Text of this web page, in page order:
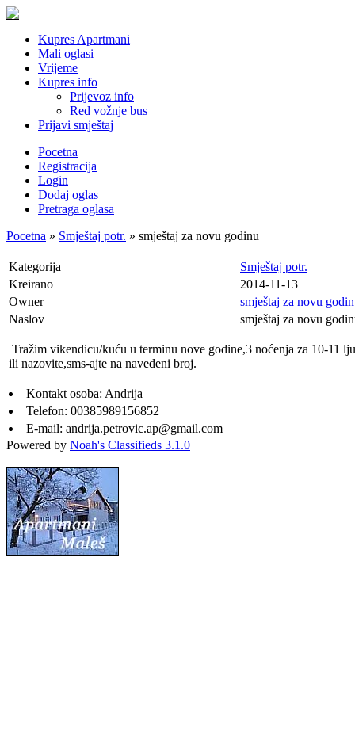
Kupres Apartmani
Mali oglasi
Vrijeme
Kupres info
Prijevoz info
Red vožnje bus
Prijavi smještaj
Pocetna
Registracija
Login
Dodaj oglas
Pretraga oglasa
Pocetna » Smještaj potr. » smještaj za novu godinu
Kategorija
Smještaj potr.
Kreirano
2014-11-13
Owner
smještaj za novu
Naslov
smještaj za novu
Tražim vikendicu/kuću u terminu nove godine,3 noćenja za 10-11
ili nazovite,sms-ajte na navedeni broj.
Kontakt osoba: Andrija
Telefon: 00385989156852
E-mail: andrija.petrovic.ap@gmail.com
Powered by Noah's Classifieds 3.1.0